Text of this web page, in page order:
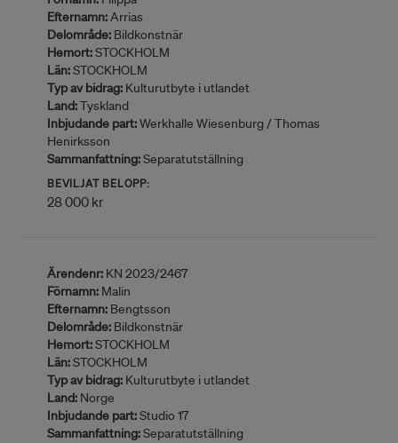
Efternamn:Arrias
Delområde: Bildkonstnär
Hemort:STOCKHOLM
Län:STOCKHOLM
Typ av bidrag: Kulturutbyte i utlandet
Land:Tyskland
Inbjudande part:Werkhalle Wiesenburg / Thomas
Henirksson
Sammanfattning:Separatutställning
BEVILJAT BELOPP:
28 000 kr
Ärendenr: KN 2023/2467
Förnamn: Malin
Efternamn: Bengtsson
Delområde: Bildkonstnär
Hemort:STOCKHOLM
Län:STOCKHOLM
Typ av bidrag: Kulturutbyte i utlandet
Land: Norge
Inbjudande part:Studio 17
Sammanfattning:Separatutställning